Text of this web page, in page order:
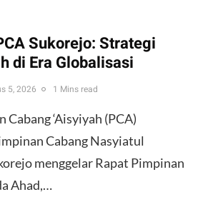
Sukorejo: Strategi
di Era Globalisasi
5, 2026 1 Mins read
Cabang ‘Aisyiyah (PCA)
Cabang Nasyiatul
menggelar Rapat Pimpinan
Ahad,…